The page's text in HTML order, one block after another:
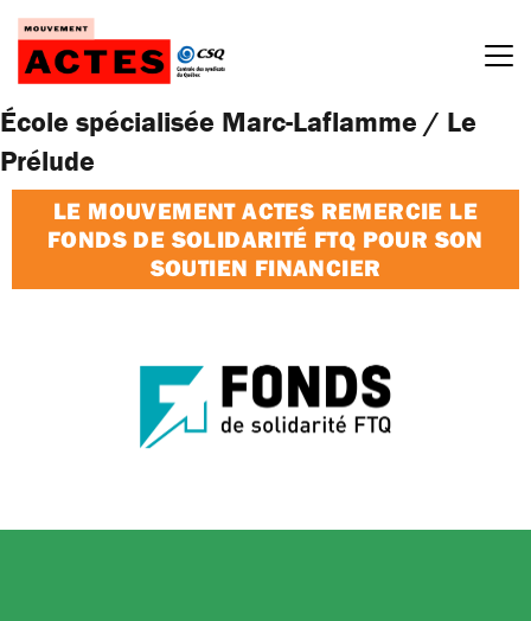
Passer
contenu
École spécialisée Marc-Laflamme / Le
Prélude
LE MOUVEMENT ACTES REMERCIE LE
FONDS DE SOLIDARITÉ FTQ POUR SON
SOUTIEN FINANCIER